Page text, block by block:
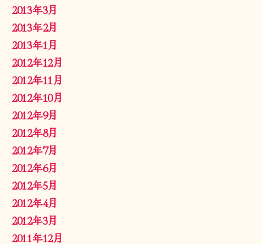
2013年3月
2013年2月
2013年1月
2012年12月
2012年11月
2012年10月
2012年9月
2012年8月
2012年7月
2012年6月
2012年5月
2012年4月
2012年3月
2011年12月